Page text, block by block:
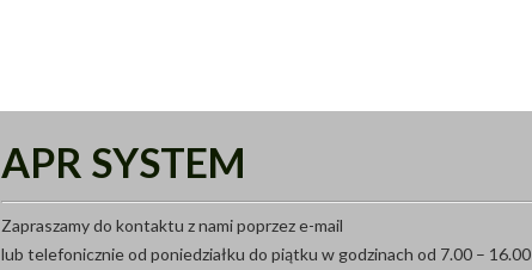
APR SYSTEM
Zapraszamy do kontaktu z nami poprzez e-mail
lub telefonicznie od poniedziałku do piątku w godzinach od 7.00 – 16.00